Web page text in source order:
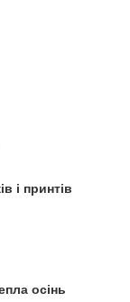
і принтів
осінь